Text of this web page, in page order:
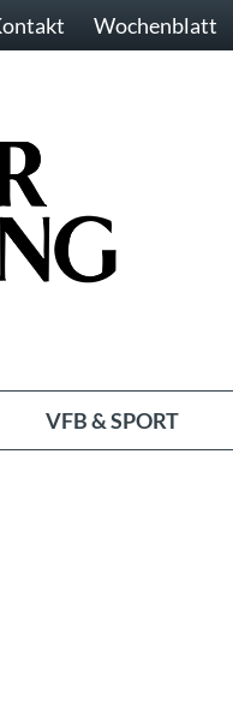
Wochenblatt
VFB & SPORT